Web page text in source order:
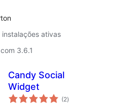
ativas
3.6.1
Candy Social
Widget
(2total
de
)